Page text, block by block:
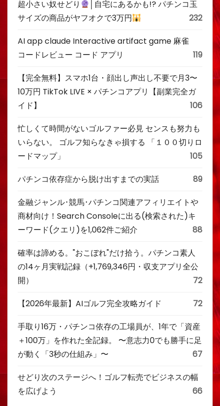
超小さい奴せどり
│自宅にあるかも!? パチンコ玉
サイズの商品がヤフオクで3万円
232
AI app claude Interactive artifact game 麻雀
コードレビュー コード アプリ
119
【完全無料】スマホ1台・顔出し声出し不要で月3〜
10万円 TikTok LIVE × パチンコアプリ【副業完全ガ
イド】
106
忙しくて時間がないゴルファー必見 センスも努力も
いらない。 ゴルフ知らなきゃ損する 「１００切りロ
ードマップ」
105
パチンコ依存症から脱け出すまでの実話 89
金融ジャンル･競馬･パチンコ関連アフィリエイトや
商材向け！Search Consoleに出る(検索された)キ
ーワード(クエリ)を1,062件ご紹介
88
確率は諦める。"おこぼれ"だけ拾う。パチンコ素人
の14ヶ月実戦記録（+1,769,346円・収支アプリ全公
開）
72
【2026年最新】AIゴルフ完全攻略ガイド 72
手取り16万・パチンコ依存の工場員が、1年で「資産
＋100万」を作れた全記録。 〜意志力0でも勝手に足
が動く「3秒の仕組み」〜
67
せどり次のステージへ！ゴルフ転売でビジネスの幅
を広げよう
66